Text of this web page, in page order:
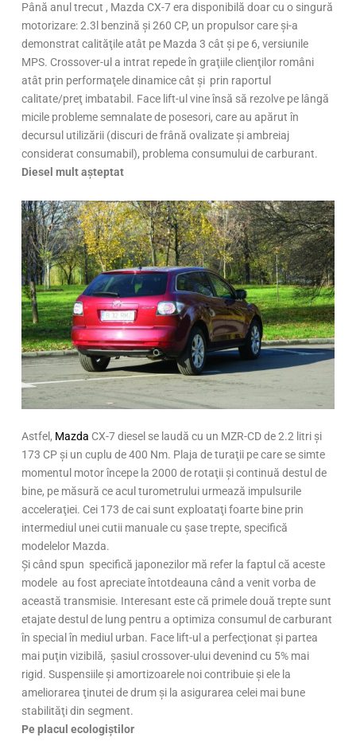
Până anul trecut , Mazda CX-7 era disponibilă doar cu o singură
motorizare: 2.3l benzină şi 260 CP, un propulsor care şi-a
demonstrat calităţile atât pe Mazda 3 cât şi pe 6, versiunile
MPS. Crossover-ul a intrat repede în graţiile clienţilor români
atât prin performaţele dinamice cât şi prin raportul
calitate/preţ imbatabil. Face lift-ul vine însă să rezolve pe lângă
micile probleme semnalate de posesori, care au apărut în
decursul utilizării (discuri de frână ovalizate şi ambreiaj
considerat consumabil), problema consumului de carburant.
Diesel mult aşteptat
Astfel, Mazda CX-7 diesel se laudă cu un MZR-CD de 2.2 litri şi
173 CP şi un cuplu de 400 Nm. Plaja de turaţii pe care se simte
momentul motor începe la 2000 de rotaţii şi continuă destul de
bine, pe măsură ce acul turometrului urmează impulsurile
acceleraţiei. Cei 173 de cai sunt exploataţi foarte bine prin
intermediul unei cutii manuale cu şase trepte, specifică
modelelor Mazda.
Şi când spun specifică japonezilor mă refer la faptul că aceste
modele au fost apreciate întotdeauna când a venit vorba de
această transmisie. Interesant este că primele două trepte sunt
etajate destul de lung pentru a optimiza consumul de carburant
în special în mediul urban. Face lift-ul a perfecţionat şi partea
mai puţin vizibilă, şasiul crossover-ului devenind cu 5% mai
rigid. Suspensiile şi amortizoarele noi contribuie şi ele la
ameliorarea ţinutei de drum şi la asigurarea celei mai bune
stabilităţi din segment.
Pe placul ecologiştilor